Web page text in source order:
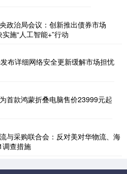
政治局会议：创新推出债券市场
施“人工智能+”行动
布详细网络安全更新缓解市场担忧
首款鸿蒙折叠电脑售价23999元起
与采购联合会：反对美对华物流、海
调查措施